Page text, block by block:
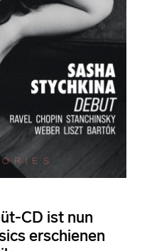
CD ist nun
erschienen